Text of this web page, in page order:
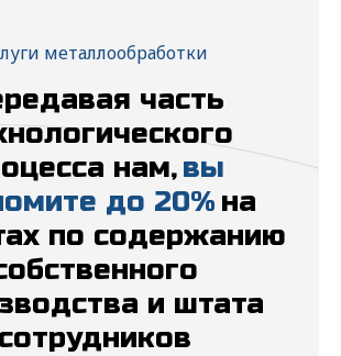
металлообработки
часть
нам, вы
до 20% на
по содержанию
и штата
сотрудников